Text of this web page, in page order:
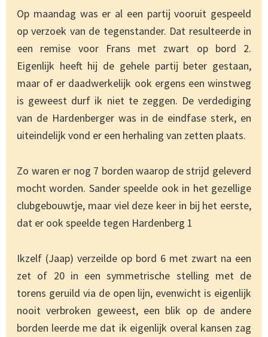
Op maandag was er al een partij vooruit gespeeld
op verzoek van de tegenstander. Dat resulteerde in
een remise voor Frans met zwart op bord 2.
Eigenlijk heeft hij de gehele partij beter gestaan,
maar of er daadwerkelijk ook ergens een winstweg
is geweest durf ik niet te zeggen. De verdediging
van de Hardenberger was in de eindfase sterk, en
uiteindelijk vond er een herhaling van zetten plaats.
Zo waren er nog 7 borden waarop de strijd geleverd
mocht worden. Sander speelde ook in het gezellige
clubgebouwtje, maar viel deze keer in bij het eerste,
dat er ook speelde tegen Hardenberg 1
Ikzelf (Jaap) verzeilde op bord 6 met zwart na een
zet of 20 in een symmetrische stelling met de
torens geruild via de open lijn, evenwicht is eigenlijk
nooit verbroken geweest, een blik op de andere
borden leerde me dat ik eigenlijk overal kansen zag